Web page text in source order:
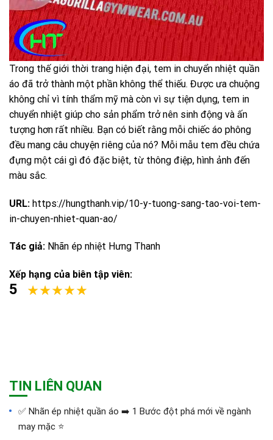
Trong thế giới thời trang hiện đại, tem in chuyển nhiệt quần
áo đã trở thành một phần không thể thiếu. Được ưa chuộng
không chỉ vì tính thẩm mỹ mà còn vì sự tiện dụng, tem in
chuyển nhiệt giúp cho sản phẩm trở nên sinh động và ấn
tượng hơn rất nhiều. Bạn có biết rằng mỗi chiếc áo phông
đều mang câu chuyện riêng của nó? Mỗi mẫu tem đều chứa
đựng một cái gì đó đặc biệt, từ thông điệp, hình ảnh đến
màu sắc.
URL: https://hungthanh.vip/10-y-tuong-sang-tao-voi-tem-
in-chuyen-nhiet-quan-ao/
Tác giả: Nhãn ép nhiệt Hưng Thanh
Xếp hạng của biên tập viên:
5
TIN LIÊN QUAN
✅‪ Nhãn ép nhiệt quần áo ➡️ 1 Bước đột phá mới về ngành
may mặc ⭐️